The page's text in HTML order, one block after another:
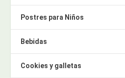
Postres para Niños
Bebidas
Cookies y galletas